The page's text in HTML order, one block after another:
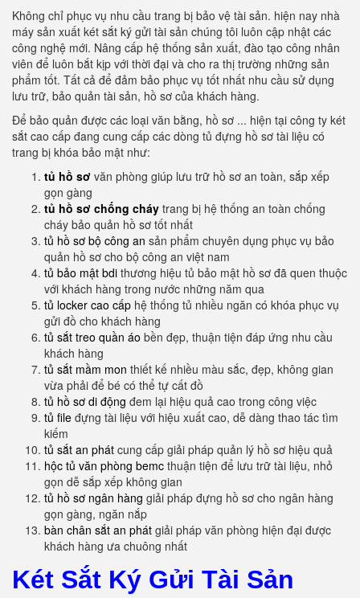
Không chỉ phục vụ nhu cầu trang bị bảo vệ tài sản. hiện nay nhà
máy sản xuất két sắt ký gửi tài sản chúng tôi luôn cập nhật các
công nghệ mới. Nâng cấp hệ thống sản xuất, đào tạo công nhân
viên để luôn bắt kịp với thời đại và cho ra thị trường những sản
phẩm tốt. Tất cả để đảm bảo phục vụ tốt nhất nhu cầu sử dụng
lưu trữ, bảo quản tài sản, hồ sơ của khách hàng.
Để bảo quản được các loại văn bằng, hồ sơ ... hiện tại công ty két
sắt cao cấp đang cung cấp các dòng tủ đựng hồ sơ tài liệu có
trang bị khóa bảo mật như:
tủ hồ sơ văn phòng giúp lưu trữ hồ sơ an toàn, sắp xếp
gọn gàng
tủ hồ sơ chống cháy trang bị hệ thống an toàn chống
cháy bảo quản hồ sơ tốt nhất
tủ hồ sơ bộ công an sản phẩm chuyên dụng phục vụ bảo
quản hồ sơ cho bộ công an việt nam
tủ bảo mật bdi thương hiệu tủ bảo mật hồ sơ đã quen thuộc
với khách hàng trong nước những năm qua
tủ locker cao cấp hệ thống tủ nhiều ngăn có khóa phục vụ
gửi đồ cho khách hàng
tủ sắt treo quần áo bền đẹp, thuận tiện đáp ứng nhu cầu
khách hàng
tủ sắt mầm mon thiết kế nhiều màu sắc, đẹp, không gian
vừa phải để bé có thể tự cất đồ
tủ hồ sơ di động đem lại hiệu quả cao trong công việc
tủ file đựng tài liệu với hiệu xuất cao, dễ dàng thao tác tìm
kiếm
tủ sắt an phát cung cấp giải pháp quản lý hồ sơ hiệu quả
hộc tủ văn phòng bemc thuận tiện để lưu trữ tài liệu, nhỏ
gọn dễ sắp xếp không gian
tủ hồ sơ ngân hàng giải pháp đựng hồ sơ cho ngân hàng
gọn gàng, ngăn nắp
bàn chân sắt an phát giải pháp văn phòng hiện đại được
khách hàng ưa chuông nhất
Két Sắt Ký Gửi Tài Sản